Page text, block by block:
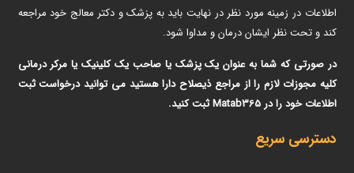
اطلاعات در زمینه مورد نظر در نهایت باید به پزشک و دکتر معالج خود مراجعه
کند و تحت نظر ایشان درمان و مداوا شود.
در صورتی که شما به عنوان یک پزشک یا صاحب یک کلینیک یا مرکر درمانی
کلیه مجوزات لازم را از مراجع ذیصلاح دارا هستید می توانید درخواست ثبت
اطلاعات خود را در Matab365 ثبت کنید.
دسترسی سریع